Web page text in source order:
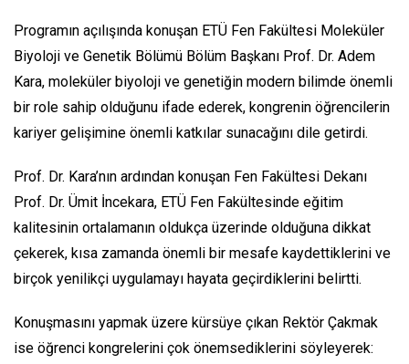
Programın açılışında konuşan ETÜ Fen Fakültesi Moleküler
Biyoloji ve Genetik Bölümü Bölüm Başkanı Prof. Dr. Adem
Kara, moleküler biyoloji ve genetiğin modern bilimde önemli
bir role sahip olduğunu ifade ederek, kongrenin öğrencilerin
kariyer gelişimine önemli katkılar sunacağını dile getirdi.
Prof. Dr. Kara’nın ardından konuşan Fen Fakültesi Dekanı
Prof. Dr. Ümit İncekara, ETÜ Fen Fakültesinde eğitim
kalitesinin ortalamanın oldukça üzerinde olduğuna dikkat
çekerek, kısa zamanda önemli bir mesafe kaydettiklerini ve
birçok yenilikçi uygulamayı hayata geçirdiklerini belirtti.
Konuşmasını yapmak üzere kürsüye çıkan Rektör Çakmak
ise öğrenci kongrelerini çok önemsediklerini söyleyerek: